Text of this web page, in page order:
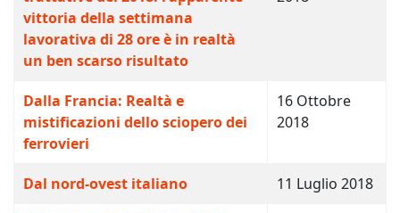
vittoria della settimana
lavorativa di 28 ore è in realtà
un ben scarso risultato
Dalla Francia: Realtà e
mistificazioni dello sciopero dei
ferrovieri
16 Ottobre
2018
Dal nord-ovest italiano 11 Luglio 2018